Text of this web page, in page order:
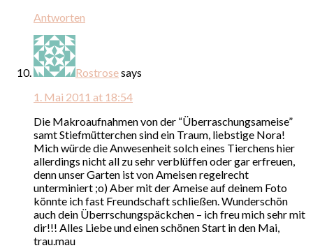
Antworten
Rostrosesays
1. Mai 2011 at 18:54
Die Makroaufnahmen von der “Überraschungsameise”
samt Stiefmütterchen sind ein Traum, liebstige Nora!
Mich würde die Anwesenheit solch eines Tierchens hier
allerdings nicht all zu sehr verblüffen oder gar erfreuen,
denn unser Garten ist von Ameisen regelrecht
unterminiert ;o) Aber mit der Ameise auf deinem Foto
könnte ich fast Freundschaft schließen. Wunderschön
auch dein Überrschungspäckchen – ich freu mich sehr mit
dir!!! Alles Liebe und einen schönen Start in den Mai,
trau.mau